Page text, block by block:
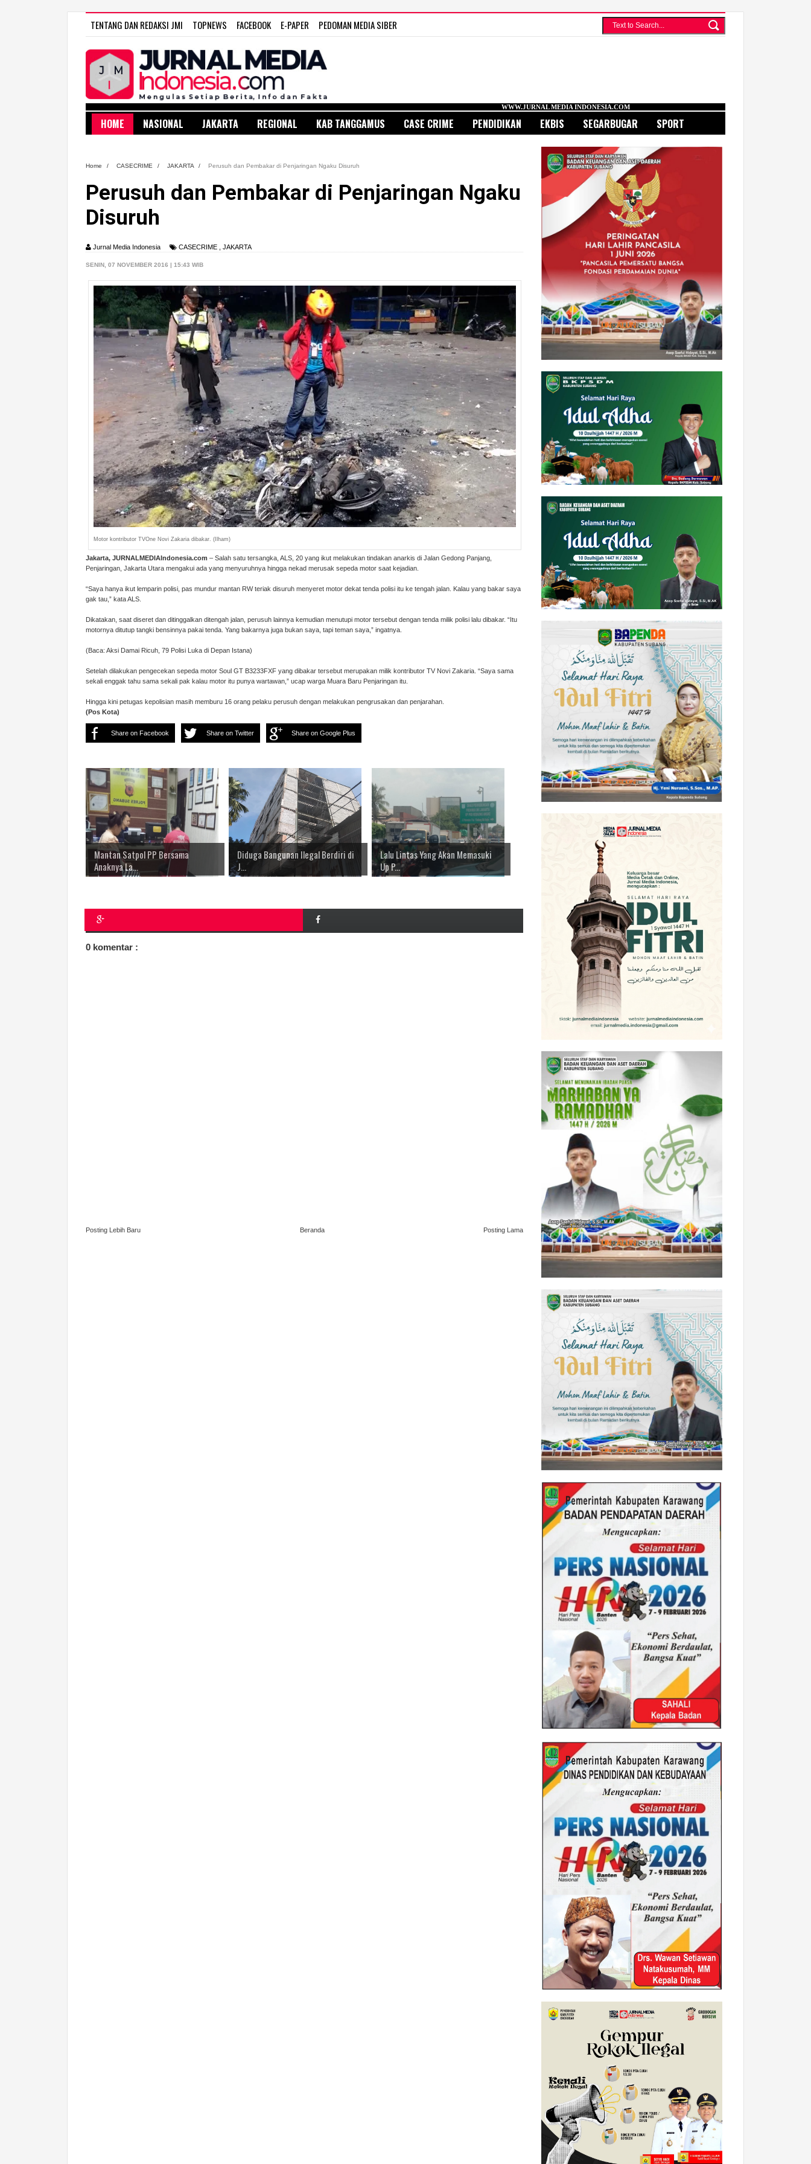
TENTANG DAN REDAKSI JMI TOPNEWS FACEBOOK E-PAPER PEDOMAN MEDIA SIBER
WWW.JURNAL MEDIA INDONESIA.COM
HOME NASIONAL JAKARTA REGIONAL KAB TANGGAMUS CASE CRIME PENDIDIKAN EKBIS SEGARBUGAR SPORT
Home / CASECRIME / JAKARTA / Perusuh dan Pembakar di Penjaringan Ngaku Disuruh
Perusuh dan Pembakar di Penjaringan Ngaku
Disuruh
Jurnal Media Indonesia CASECRIME JAKARTA
SENIN, 07 NOVEMBER 2016 | 15:43 WIB
Motor kontributor TVOne Novi Zakaria dibakar. (Ilham)
Jakarta, JURNALMEDIAIndonesia.com – Salah satu tersangka, ALS, 20 yang ikut melakukan tindakan anarkis di Jalan Gedong Panjang,
Penjaringan, Jakarta Utara mengakui ada yang menyuruhnya hingga nekad merusak sepeda motor saat kejadian.
“Saya hanya ikut lemparin polisi, pas mundur mantan RW teriak disuruh menyeret motor dekat tenda polisi itu ke tengah jalan. Kalau yang bakar saya
gak tau,” kata ALS.
Dikatakan, saat diseret dan ditinggalkan ditengah jalan, perusuh lainnya kemudian menutupi motor tersebut dengan tenda milik polisi lalu dibakar. “Itu
motornya ditutup tangki bensinnya pakai tenda. Yang bakarnya juga bukan saya, tapi teman saya,” ingatnya.
(Baca: Aksi Damai Ricuh, 79 Polisi Luka di Depan Istana)
Setelah dilakukan pengecekan sepeda motor Soul GT B3233FXF yang dibakar tersebut merupakan milik kontributor TV Novi Zakaria. “Saya sama
sekali enggak tahu sama sekali pak kalau motor itu punya wartawan,” ucap warga Muara Baru Penjaringan itu.
Hingga kini petugas kepolisian masih memburu 16 orang pelaku perusuh dengan melakukan pengrusakan dan penjarahan.
(Pos Kota)
Share on Facebook Share on Twitter Share on Google Plus
Mantan Satpol PP Bersama
Anaknya La...
Diduga Bangunan Ilegal Berdiri di
J...
Lalu Lintas Yang Akan Memasuki
Up P...
0 komentar :
Posting Lebih Baru Posting Lama
Beranda